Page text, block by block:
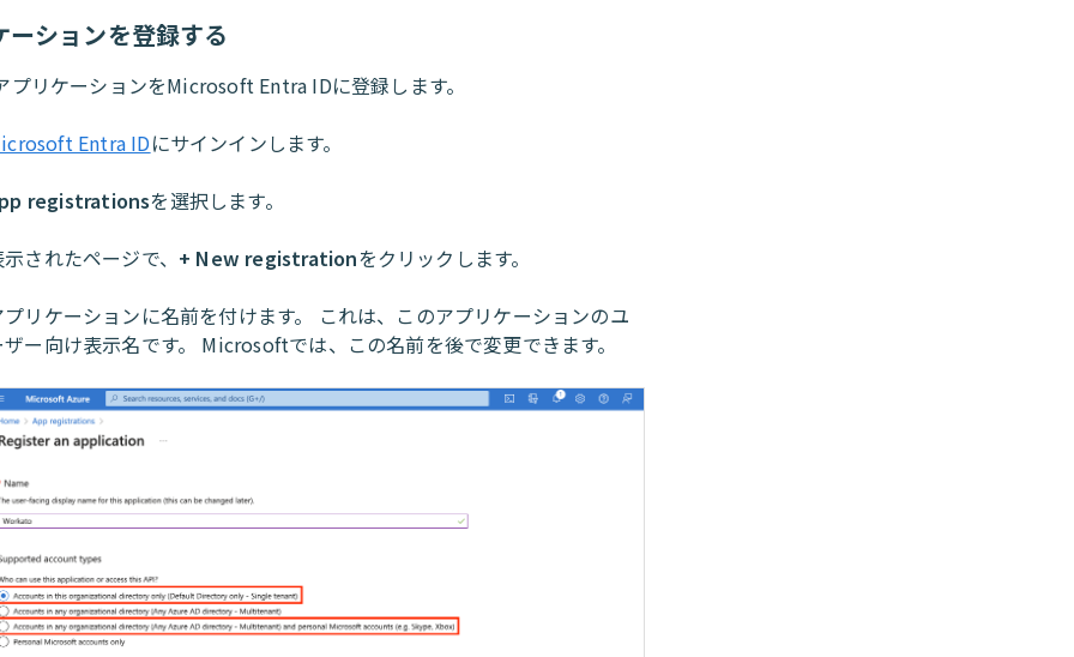
ーションを登録する
リケーションをMicrosoft Entra IDに登録します。
Entra IDにサインインします。
registrationsを選択します。
されたページで、 + New registrationをクリックします。
プリケーションに名前を付けます。 これは、このアプリケーションのユ
ザー向け表示名です。 Microsoftでは、この名前を後で変更できます。